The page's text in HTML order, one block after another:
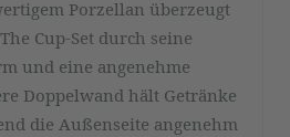
Porzellan überzeugt
Cup-Set durch seine
und eine angenehme
Doppelwand hält Getränke
die Außenseite angenehm